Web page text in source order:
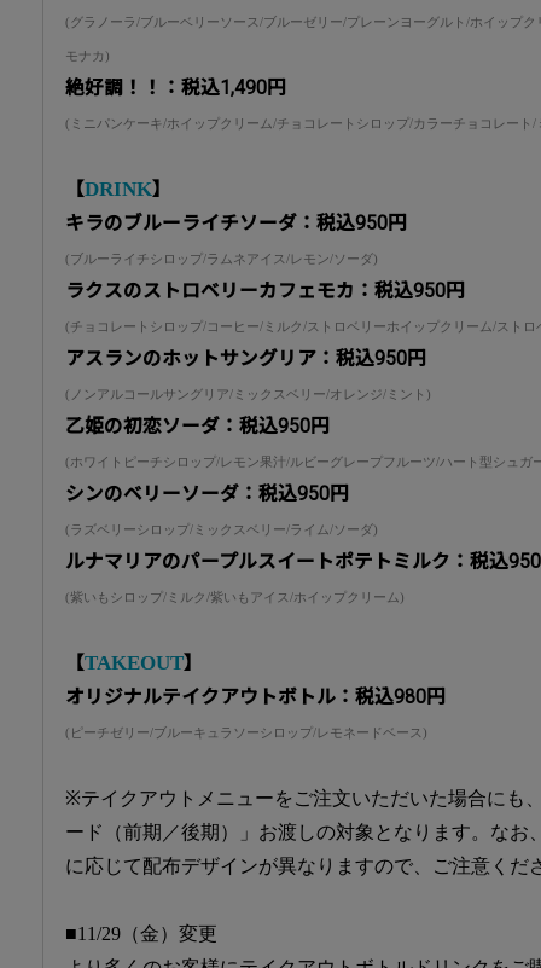
(グラノーラ/ブルーベリーソース/ブルーゼリー/プレーンヨーグルト/ホイップ
モナカ)
絶好調！！：税込1,490円
(ミニパンケーキ/ホイップクリーム/チョコレートシロップ/カラーチョコレート
【DRINK】
キラのブルーライチソーダ：税込950円
(ブルーライチシロップ/ラムネアイス/レモン/ソーダ)
ラクスのストロベリーカフェモカ：税込950円
(チョコレートシロップ/コーヒー/ミルク/ストロベリーホイップクリーム/ストロ
アスランのホットサングリア：税込950円
(ノンアルコールサングリア/ミックスベリー/オレンジ/ミント)
乙姫の初恋ソーダ：税込950円
(ホワイトピーチシロップ/レモン果汁/ルビーグレープフルーツ/ハート型シュガ
シンのベリーソーダ：税込950円
(ラズベリーシロップ/ミックスベリー/ライム/ソーダ)
ルナマリアのパープルスイートポテトミルク：税込
(紫いもシロップ/ミルク/紫いもアイス/ホイップクリーム)
【TAKEOUT】
オリジナルテイクアウトボトル：税込980円
(ピーチゼリー/ブルーキュラソーシロップ/レモネードベース)
※テイクアウトメニューをご注文いただいた場合にも
ード（前期／後期）」お渡しの対象となります。なお
に応じて配布デザインが異なりますので、ご注意くだ
■11/29（金）変更